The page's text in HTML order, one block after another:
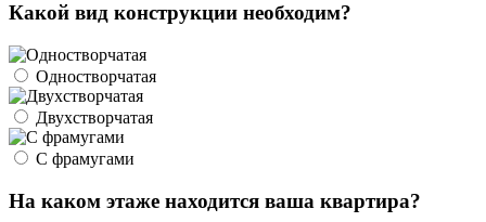
Какой вид конструкции необходим?
Одностворчатая
Двухстворчатая
С фрамугами
На каком этаже находится ваша квартира?